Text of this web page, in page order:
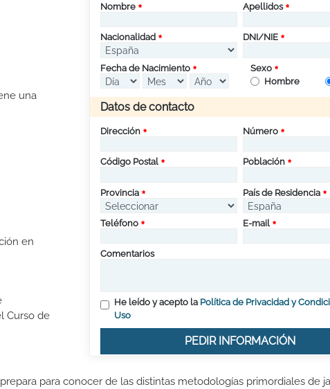
una
en
Curso de
Nombre Apellidos
Nacionalidad DNI/NIE
Fecha de Nacimiento
Sexo
Hombre
Datos de contacto
Dirección Número
Código Postal Población
Provincia País de Residencia
Teléfono E-mail
Comentarios
He leído y acepto la Política de Privacidad y
Uso
PEDIR INFORMACIÓN
para conocer de las distintas metodologías primordiales de